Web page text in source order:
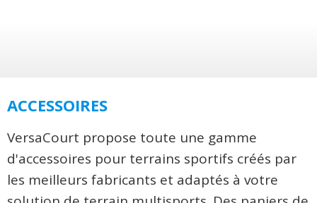
ACCESSOIRES
VersaCourt propose toute une gamme
d'accessoires pour terrains sportifs créés par
les meilleurs fabricants et adaptés à votre